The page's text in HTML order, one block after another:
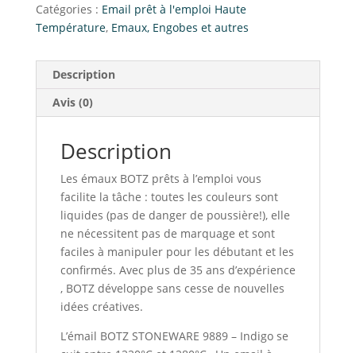
Catégories : Email prêt à l'emploi Haute
Température, Emaux, Engobes et autres
Description
Avis (0)
Description
Les émaux BOTZ prêts à l’emploi vous
facilite la tâche : toutes les couleurs sont
liquides (pas de danger de poussière!), elle
ne nécessitent pas de marquage et sont
faciles à manipuler pour les débutant et les
confirmés. Avec plus de 35 ans d’expérience
, BOTZ développe sans cesse de nouvelles
idées créatives.
L’émail BOTZ STONEWARE 9889 – Indigo se